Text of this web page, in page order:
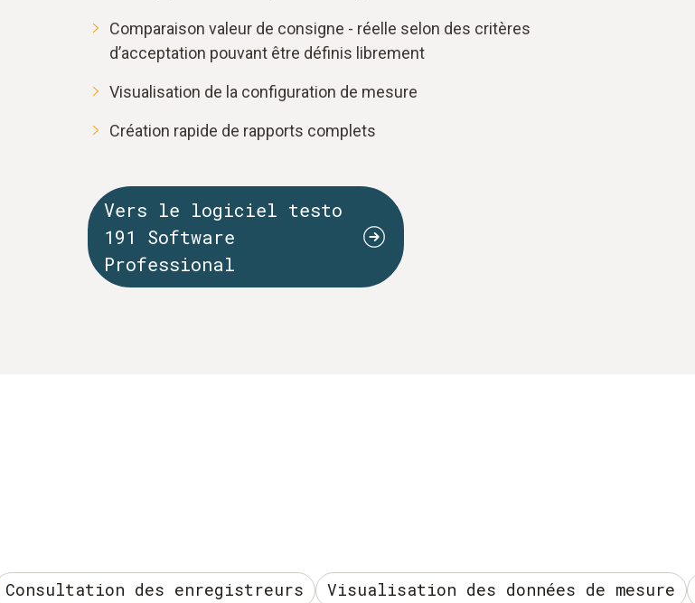
Comparaison valeur de consigne - réelle selon des critères
d’acceptation pouvant être définis librement
Visualisation de la configuration de mesure
Création rapide de rapports complets
Vers le logiciel testo
191 Software
Professional
Consultation des enregistreurs Visualisation des données de mesure